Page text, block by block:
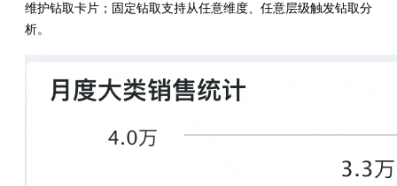
维护钻取卡片；固定钻取支持从任意维度、任意层级触发钻取分
析。